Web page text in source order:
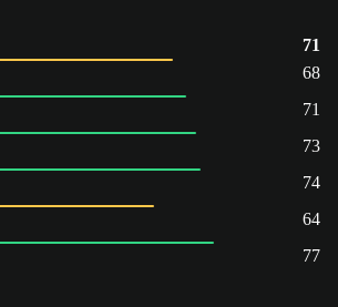
71
68
71
73
74
64
77